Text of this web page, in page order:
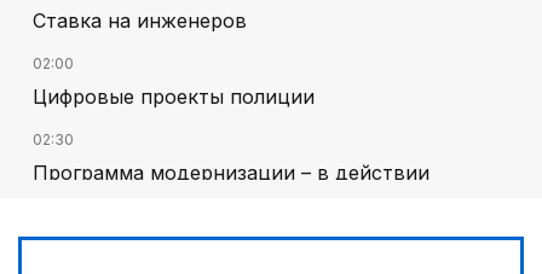
Ставка на инженеров
02:00
Цифровые проекты полиции
02:30
Программа модернизации – в действии
Песни Абая – в сердцах молодежи